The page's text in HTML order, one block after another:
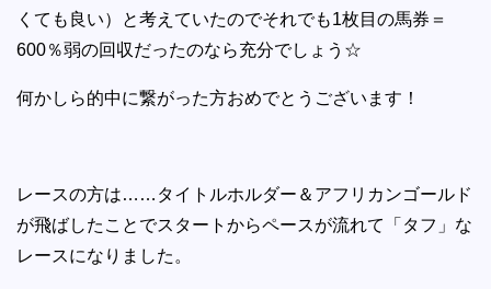
くても良い）と考えていたのでそれでも1枚目の馬券＝
600％弱の回収だったのなら充分でしょう☆
何かしら的中に繋がった方おめでとうございます！
レースの方は……タイトルホルダー＆アフリカンゴールド
が飛ばしたことでスタートからペースが流れて「タフ」な
レースになりました。